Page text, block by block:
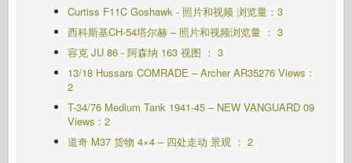
Curtiss F11C Goshawk - 照片和视频 浏览量：3
西科斯基CH-54塔尔赫 – 照片和视频浏览量 ： 3
容克 JU 86 - 阿森纳 163 视图 ： 3
13/18 Hussars COMRADE – Archer AR35276 Views :
2
T-34/76 Medium Tank 1941-45 – NEW VANGUARD 09
Views : 2
道奇 M37 货物 4×4 – 四处走动 景观 ： 2